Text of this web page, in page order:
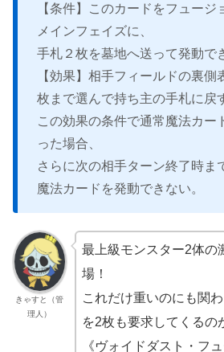
【条件】このカードをフュージ
メインフェイズに、
手札２枚を墓地へ送って発動で
【効果】相手フィールドの裏側
枚まで選んで持ち主の手札に戻
この効果の条件で通常魔法カー
った場合、
さらに次の相手ターン終了時ま
魔法カードを発動できない。
きゃすと（管
理人）
最上級モンスター2体の
場！
これだけ重いのにも関
を2枚も要求してくるの
《ヴォイドダスト・フ